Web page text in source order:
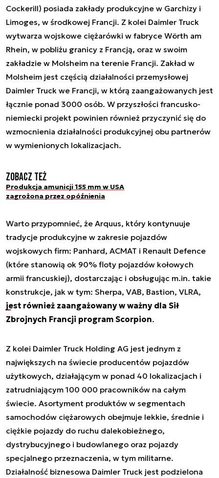
Cockerill) posiada zakłady produkcyjne w Garchizy i
Limoges, w środkowej Francji. Z kolei Daimler Truck
wytwarza wojskowe ciężarówki w fabryce Wörth am
Rhein, w pobliżu granicy z Francją, oraz w swoim
zakładzie w Molsheim na terenie Francji. Zakład w
Molsheim jest częścią działalności przemysłowej
Daimler Truck we Francji, w którą zaangażowanych jest
łącznie ponad 3000 osób. W przyszłości francusko-
niemiecki projekt powinien również przyczynić się do
wzmocnienia działalności produkcyjnej obu partnerów
w wymienionych lokalizacjach.
Zobacz też
Produkcja amunicji 155 mm w USA
zagrożona przez opóźnienia
Warto przypomnieć, że Arquus, który kontynuuje
tradycje produkcyjne w zakresie pojazdów
wojskowych firm: Panhard, ACMAT i Renault Defence
(które stanowią ok 90% floty pojazdów kołowych
armii francuskiej), dostarczając i obsługując m.in. takie
konstrukcje, jak w tym: Sherpa, VAB, Bastion, VLRA,
jest również zaangażowany w ważny dla Sił
Zbrojnych Francji program Scorpion.
Z kolei Daimler Truck Holding AG jest jednym z
największych na świecie producentów pojazdów
użytkowych, działającym w ponad 40 lokalizacjach i
zatrudniającym 100 000 pracowników na całym
świecie. Asortyment produktów w segmentach
samochodów ciężarowych obejmuje lekkie, średnie i
ciężkie pojazdy do ruchu dalekobieżnego,
dystrybucyjnego i budowlanego oraz pojazdy
specjalnego przeznaczenia, w tym militarne.
Działalność biznesowa Daimler Truck jest podzielona